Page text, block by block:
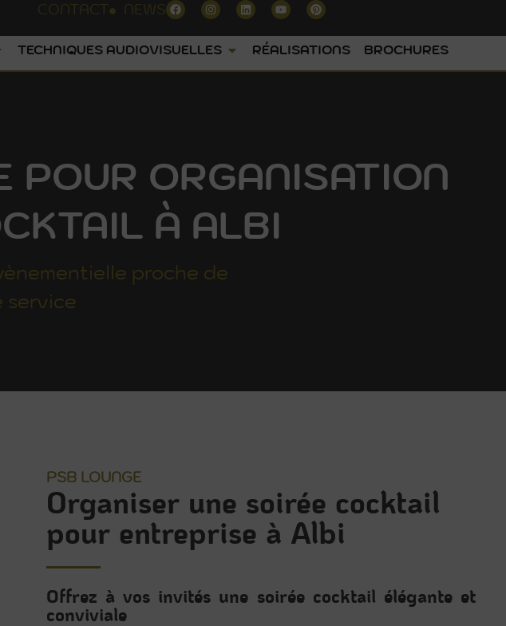
CONTACT NEWS
TECHNIQUES AUDIOVISUELLES RÉALISATIONS BROCHURES
POUR ORGANISATION
À ALBI
proche de
service
PSB LOUNGE
Organiser une soirée cocktail
pour entreprise à Albi
Offrez à vos invités une soirée cocktail élégante et
conviviale